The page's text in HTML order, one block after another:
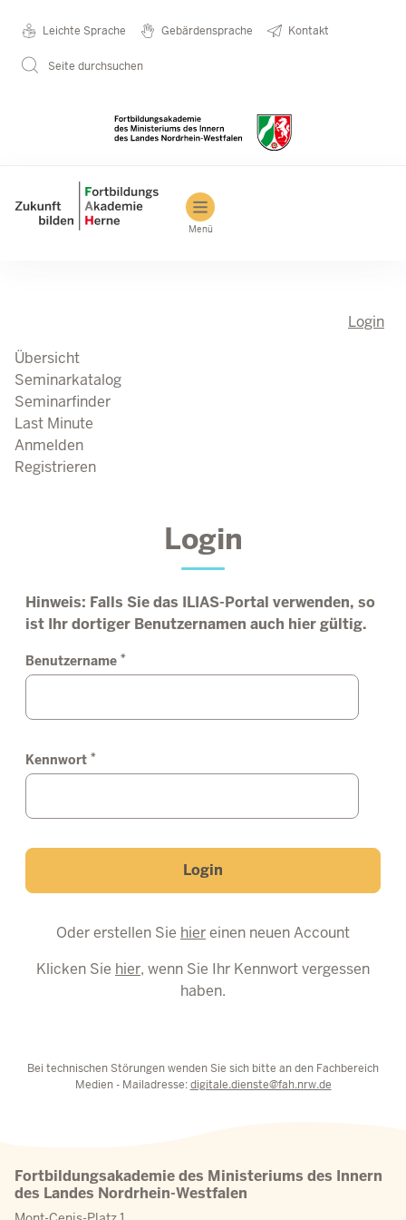
Metanavigation
Leichte Sprache Gebärdensprache Kontakt
Seite durchsuchen
Main navigation
Menü
Login
Übersicht
Seminarkatalog
Seminarfinder
Last Minute
Anmelden
Registrieren
Login
Hinweis: Falls Sie das ILIAS-Portal verwenden, so
ist Ihr dortiger Benutzernamen auch hier gültig.
Benutzername *
Kennwort *
Login
Oder erstellen Sie hiereinen neuen Account
Klicken Sie hier, wenn Sie Ihr Kennwort vergessen
haben.
Bei technischen Störungen wenden Sie sich bitte an den Fachbereich
Medien - Mailadresse:digitale.dienste@fah.nrw.de
Fortbildungsakademie des Ministeriums des Innern
des Landes Nordrhein-Westfalen